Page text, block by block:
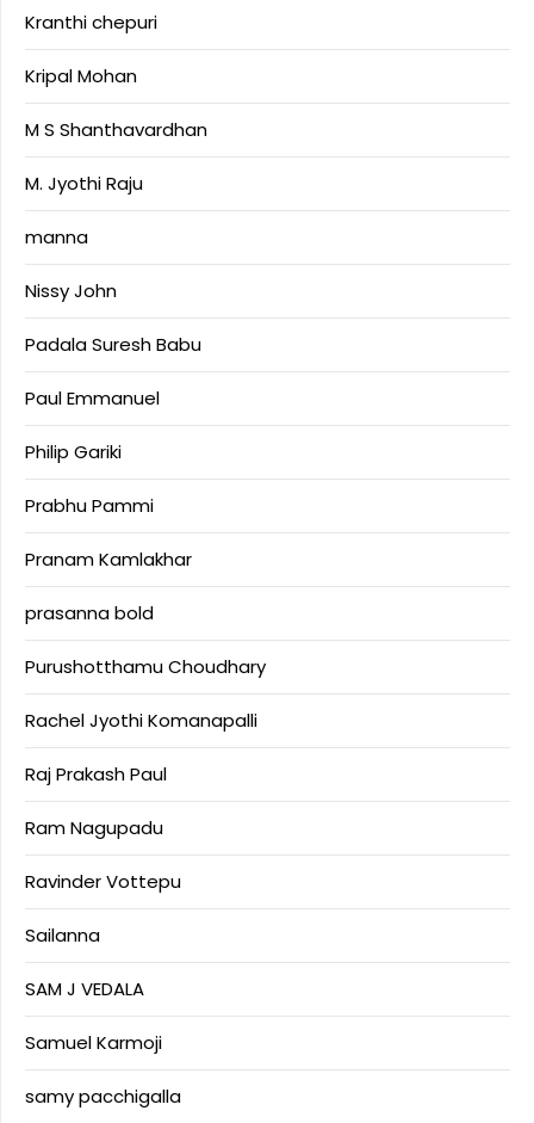
Kranthi chepuri
Kripal Mohan
M S Shanthavardhan
M. Jyothi Raju
manna
Nissy John
Padala Suresh Babu
Paul Emmanuel
Philip Gariki
Prabhu Pammi
Pranam Kamlakhar
prasanna bold
Purushotthamu Choudhary
Rachel Jyothi Komanapalli
Raj Prakash Paul
Ram Nagupadu
Ravinder Vottepu
Sailanna
SAM J VEDALA
Samuel Karmoji
samy pacchigalla